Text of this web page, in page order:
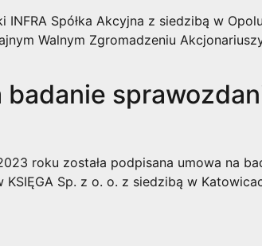
Spółka Akcyjna z siedzibą w
Walnym Zgromadzeniu
roku została podpisana umowa na
Sp. z o. o. z siedzibą w